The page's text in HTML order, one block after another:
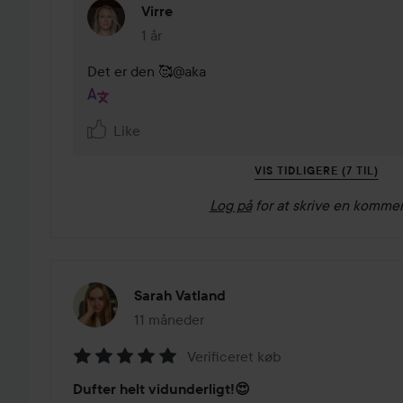
Virre
1 år
Kommentaren lades 1 år
Det er den 🥰@aka
Like
VIS TIDLIGERE (7 TIL)
Log på for at skrive en
Sarah Vatland
11 måneder
Posten blev oprettet 11 måneder
5
Verificeret køb
Dufter helt vidunderligt!😍